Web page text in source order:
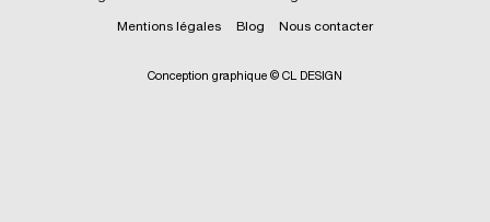
Mentions légales Blog Nous contacter
Conception graphique © CL DESIGN